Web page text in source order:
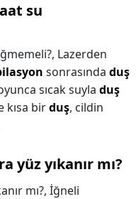
su
Lazerden
sonrasında duş
sıcak suyla duş
kısa birduş, cildin
yüz yıkanır mı?
mı?, İğneli